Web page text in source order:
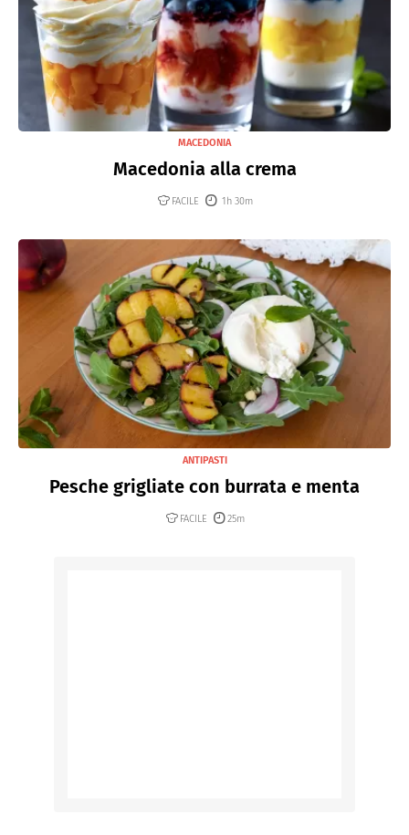
MACEDONIA
Macedonia alla crema
FACILE 1h 30m
ANTIPASTI
Pesche grigliate con burrata e menta
FACILE 25m